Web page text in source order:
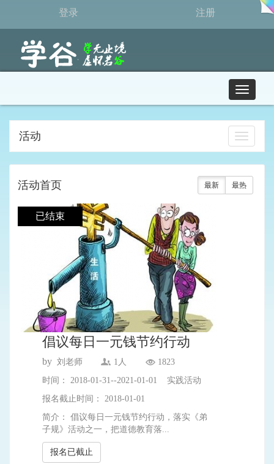
登录 注册
T
o
g
l
e
n
a
v
打
开
航
活动
活动首页 最新 最热
已结束
倡议每日一元钱节约行动
by 刘老师 1人
1823
时间： 2018-01-31--2021-01-01 实践活动
报名截止时间： 2018-01-01
简介： 倡议每日一元钱节约行动，落实《弟
子规》活动之一，把道德教育落...
报名已截止